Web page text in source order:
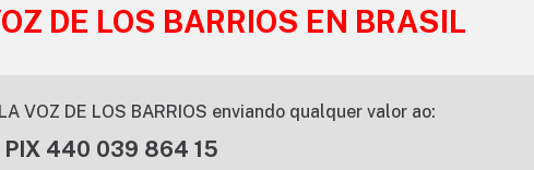
DE LOS BARRIOS EN BRASIL
VOZ DE LOS BARRIOS enviando qualquer valor ao:
PIX 440 039 864 15